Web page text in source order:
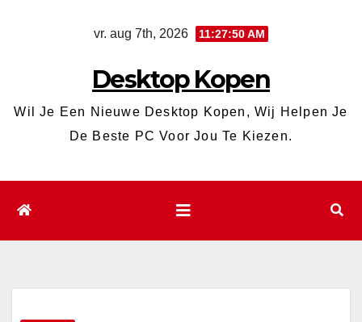
vr. aug 7th, 2026 11:27:51 AM
Desktop Kopen
Wil Je Een Nieuwe Desktop Kopen, Wij Helpen Je
De Beste PC Voor Jou Te Kiezen.